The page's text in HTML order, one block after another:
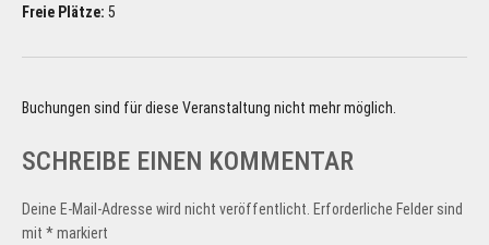
Freie Plätze: 5
Buchungen sind für diese Veranstaltung nicht mehr möglich.
SCHREIBE EINEN KOMMENTAR
Deine E-Mail-Adresse wird nicht veröffentlicht. Erforderliche Felder sind
mit *markiert